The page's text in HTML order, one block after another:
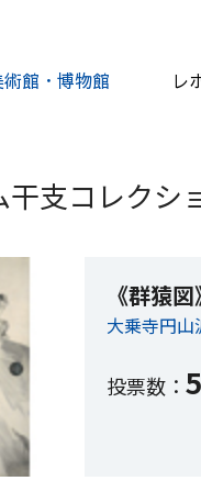
術館・博物館 レ
干支コレクシ
《群猿図
大乗寺円山
投票数： 5